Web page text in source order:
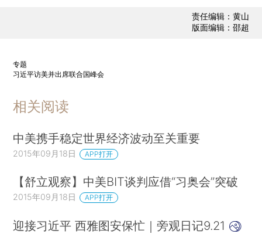
责任编辑：黄山
版面编辑：邵超
专题
习近平访美并出席联合国峰会
相关阅读
中美携手稳定世界经济波动至关重要
2015年09月18日 APP打开
【舒立观察】中美BIT谈判应借“习奥会”突破
2015年09月18日 APP打开
迎接习近平 西雅图安保忙｜旁观日记9.21